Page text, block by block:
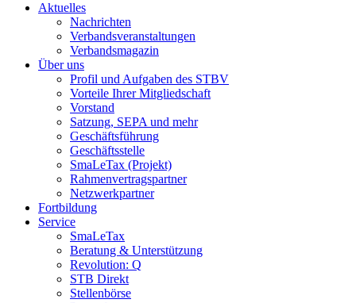
Aktuelles
Nachrichten
Verbandsveranstaltungen
Verbandsmagazin
Über uns
Profil und Aufgaben des STBV
Vorteile Ihrer Mitgliedschaft
Vorstand
Satzung, SEPA und mehr
Geschäftsführung
Geschäftsstelle
SmaLeTax (Projekt)
Rahmenvertragspartner
Netzwerkpartner
Fortbildung
Service
SmaLeTax
Beratung & Unterstützung
Revolution: Q
STB Direkt
Stellenbörse